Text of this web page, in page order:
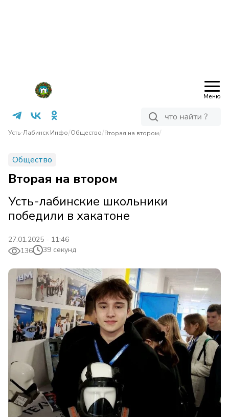
Меню
Усть-Лабинск Инфо/Общество/Вторая на втором/
Общество
Вторая на втором
Усть-лабинские школьники
победили в хакатоне
27.01.2025 - 11:46
136
39 секунд